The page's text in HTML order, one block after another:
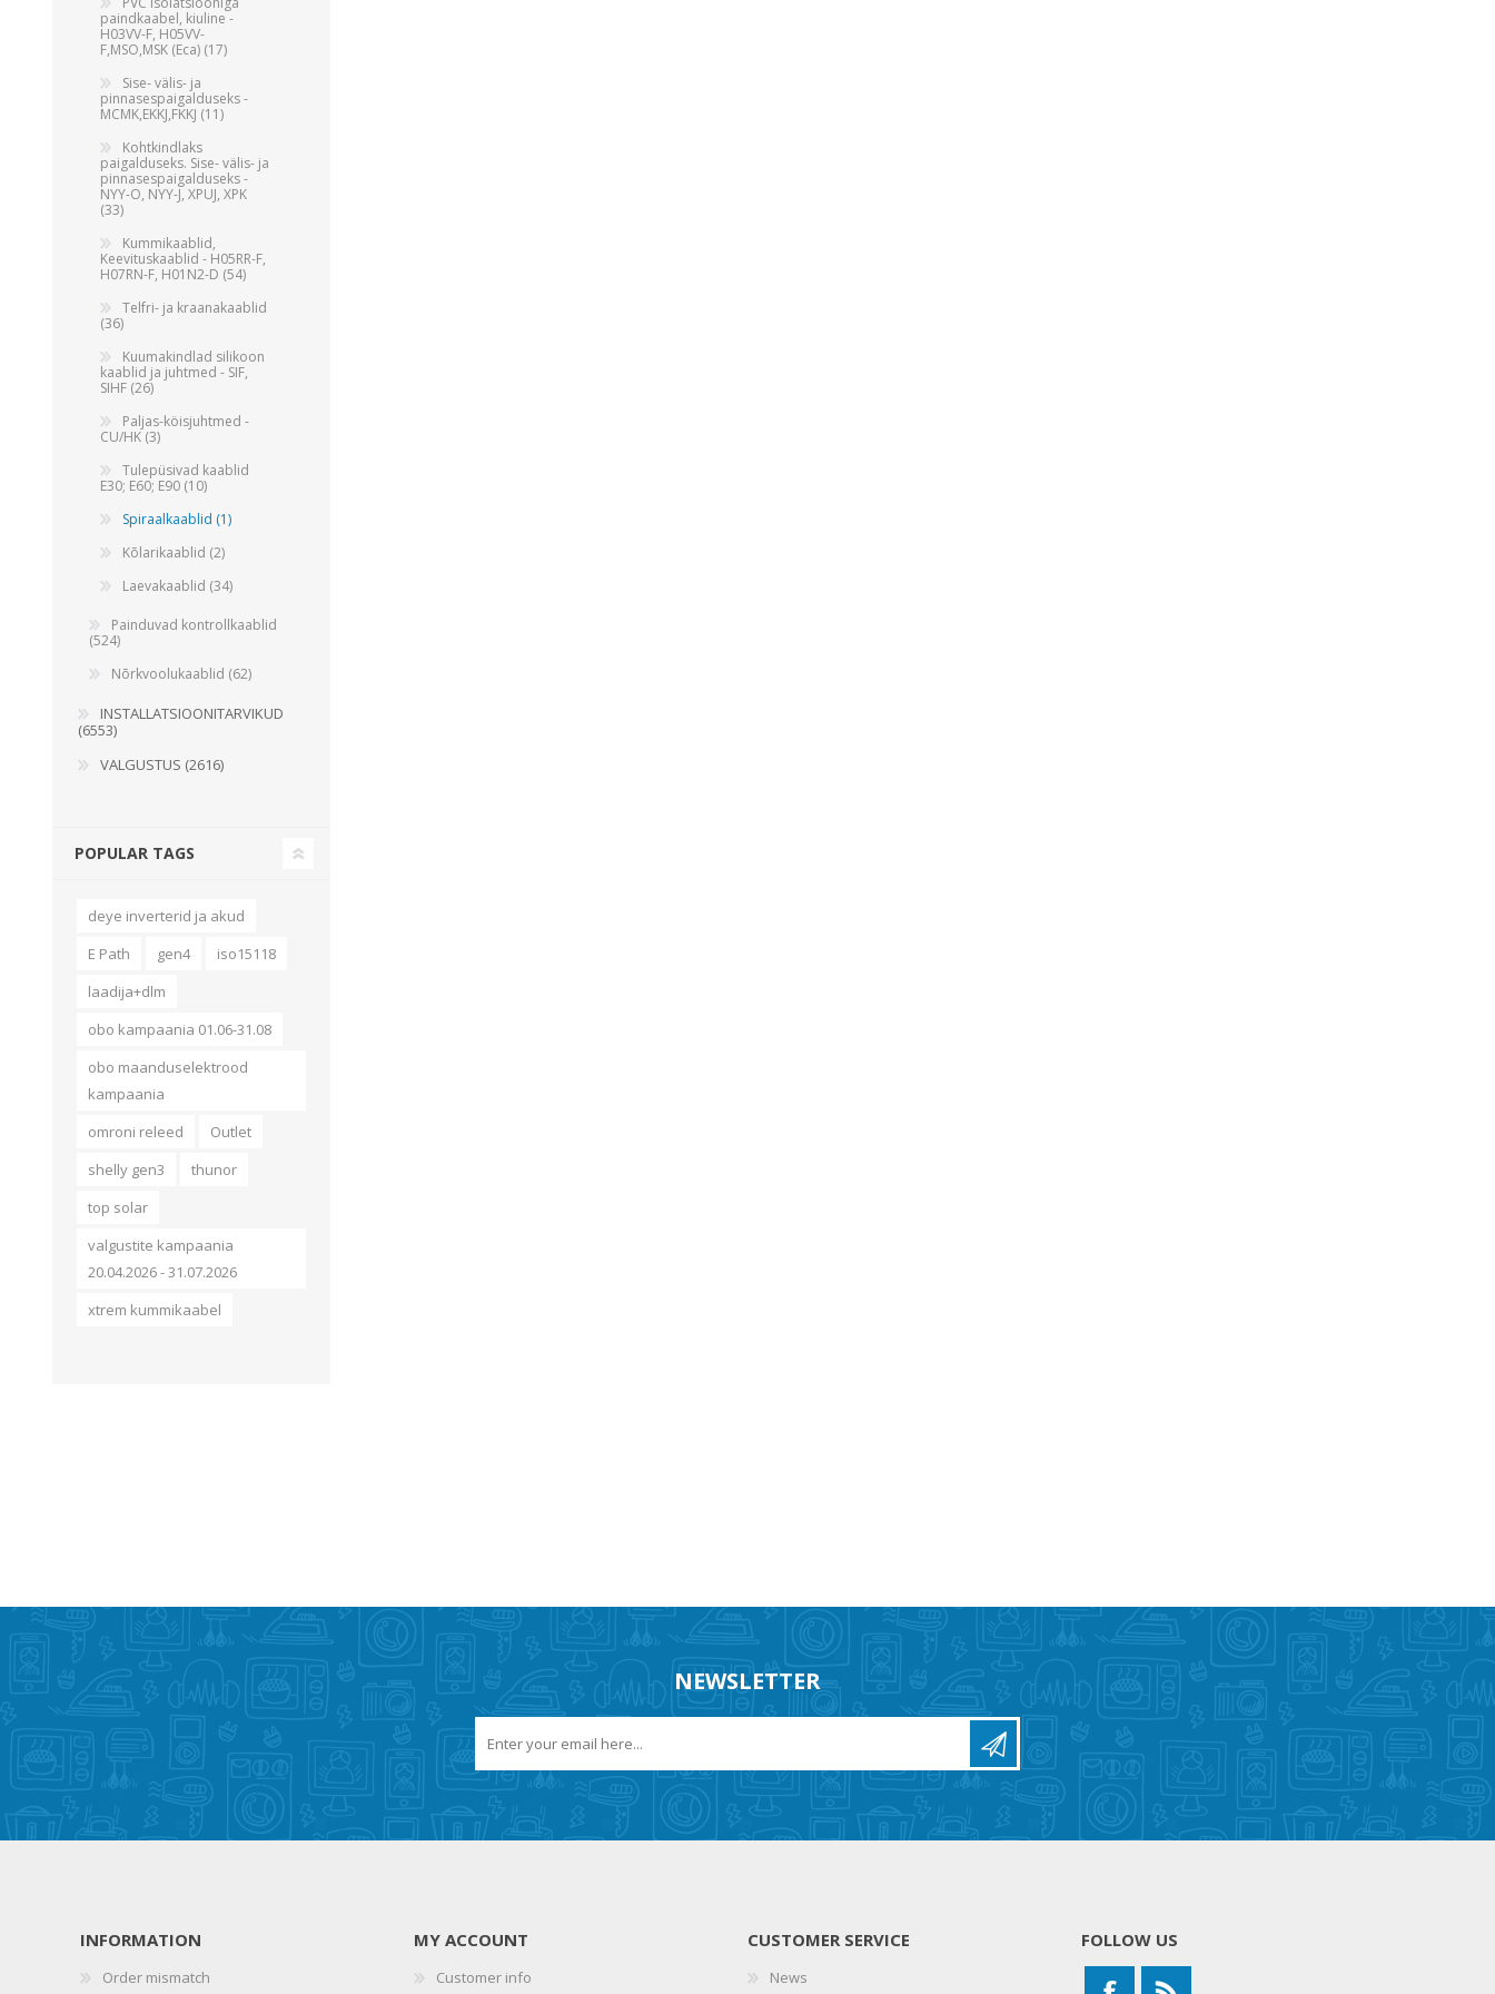
Vaskkaablid ja -juhtmed
Nõrkvoolukaablid
paindkaabel, kiuline -
H03VV-F, H05VV-
F,MSO,MSK (Eca) (17)
Sise- välis- ja
pinnasespaigalduseks -
MCMK,EKKJ,FKKJ (11)
Kohtkindlaks
paigalduseks. Sise- välis- ja
pinnasespaigalduseks -
NYY-O, NYY-J, XPUJ, XPK
(33)
Kummikaablid,
Keevituskaablid - H05RR-F,
H07RN-F, H01N2-D (54)
Telfri- ja kraanakaablid
(36)
Kuumakindlad silikoon
kaablid ja juhtmed - SIF,
SIHF (26)
Paljas-köisjuhtmed -
CU/HK (3)
Tulepüsivad kaablid
E30; E60; E90 (10)
Spiraalkaablid (1)
Kõlarikaablid (2)
Laevakaablid (34)
Painduvad kontrollkaablid
(524)
Nõrkvoolukaablid (62)
INSTALLATSIOONITARVIKUD
(6553)
VALGUSTUS (2616)
POPULAR TAGS
deye inverterid ja akud
E Path
gen4
iso15118
laadija+dlm
obo kampaania 01.06-31.08
obo maanduselektrood
kampaania
omroni releed
Outlet
shelly gen3
thunor
top solar
valgustite kampaania
20.04.2026 - 31.07.2026
xtrem kummikaabel
NEWSLETTER
INFORMATION
Order mismatch
MY ACCOUNT
Customer info
CUSTOMER SERVICE
News
FOLLOW US